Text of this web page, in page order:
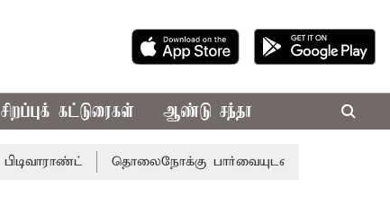
சிறப்புக் கட்டுரைகள் ஆண்டு சந்தா
தொலைநோக்கு பார்வையுடன் கூடிய வேளாண்